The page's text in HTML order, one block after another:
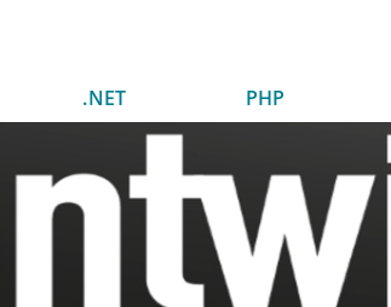
.NET PHP